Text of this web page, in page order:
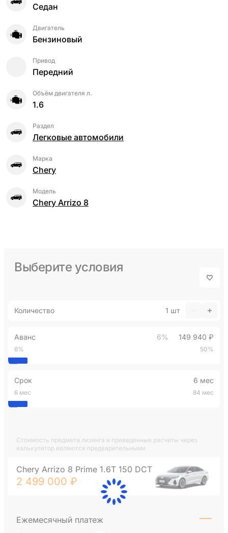
Седан
Двигатель
Бензиновый
Привод
Передний
Объём двигателя л.
1.6
Раздел
Легковые автомобили
Марка
Chery
Модель
Chery Arrizo 8
Выберите условия
Количество 1 шт
Аванс 6% 149 940 ₽
6% 50%
Срок 6 мес
6 мес 84 мес
Стоимость предмета лизинга и приведенные расчеты через
калькулятор являются предварительными
Chery Arrizo 8 Prime 1.6T 150 DCT
2 499 000 ₽
Ежемесячный платеж —